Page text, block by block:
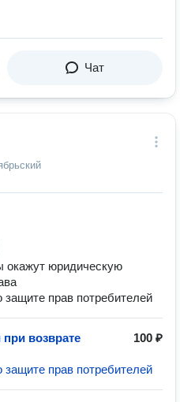
Чат
окажут юридическую
защите прав потребителей
возврате
100 ₽
защите прав потребителей